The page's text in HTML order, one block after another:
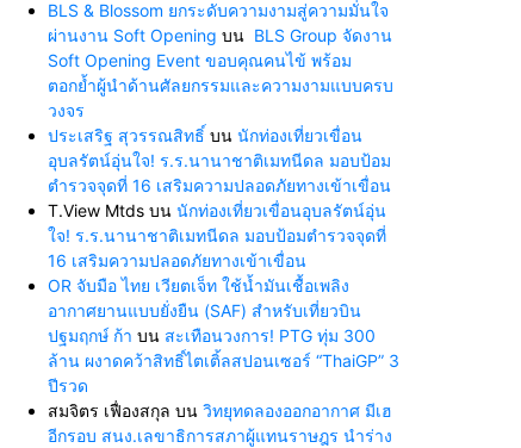
BLS & Blossom ยกระดับความงามสู่ความมั่นใจ
ผ่านงาน Soft Opening บน BLS Group จัดงาน
Soft Opening Event ขอบคุณคนไข้ พร้อม
ตอกย้ำผู้นำด้านศัลยกรรมและความงามแบบครบ
วงจร
ประเสริฐ สุวรรณสิทธิ์ บน นักท่องเที่ยวเขื่อน
อุบลรัตน์อุ่นใจ! ร.ร.นานาชาติเมทนีดล มอบป้อม
ตำรวจจุดที่ 16 เสริมความปลอดภัยทางเข้าเขื่อน
T.View Mtds บน นักท่องเที่ยวเขื่อนอุบลรัตน์อุ่น
ใจ! ร.ร.นานาชาติเมทนีดล มอบป้อมตำรวจจุดที่
16 เสริมความปลอดภัยทางเข้าเขื่อน
OR จับมือ ไทย เวียตเจ็ท ใช้น้ำมันเชื้อเพลิง
อากาศยานแบบยั่งยืน (SAF) สำหรับเที่ยวบิน
ปฐมฤกษ์ ก้า บน สะเทือนวงการ! PTG ทุ่ม 300
ล้าน ผงาดคว้าสิทธิ์ไตเติ้ลสปอนเซอร์ “ThaiGP” 3
ปีรวด
สมจิตร เฟื่องสกุล บน วิทยุทดลองออกอากาศ มีเฮ
อีกรอบ สนง.เลขาธิการสภาผู้แทนราษฎร นำร่าง